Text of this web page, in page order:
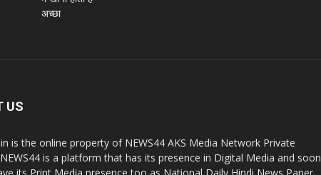
US
is the online property of NEWS44 AKS Media Network Private
is a platform that has its presence in Digital Media and soon